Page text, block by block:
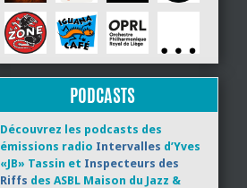
PODCASTS
Découvrez les podcasts des
émissions radio Intervalles d’Yves
«JB» Tassin et Inspecteurs des
Riffs des ASBL Maison du Jazz &